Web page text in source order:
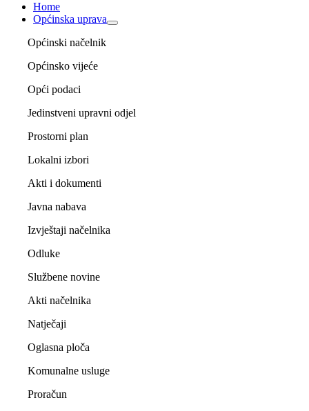
Home
Općinska uprava
Općinski načelnik
Općinsko vijeće
Opći podaci
Jedinstveni upravni odjel
Prostorni plan
Lokalni izbori
Akti i dokumenti
Javna nabava
Izvještaji načelnika
Odluke
Službene novine
Akti načelnika
Natječaji
Oglasna ploča
Komunalne usluge
Proračun